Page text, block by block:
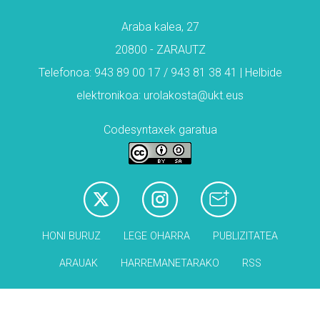
Araba kalea, 27
20800 - ZARAUTZ
Telefonoa: 943 89 00 17 / 943 81 38 41 | Helbide
elektronikoa: urolakosta@ukt.eus
Codesyntaxek garatua
HONI BURUZ LEGE OHARRA PUBLIZITATEA
ARAUAK HARREMANETARAKO RSS